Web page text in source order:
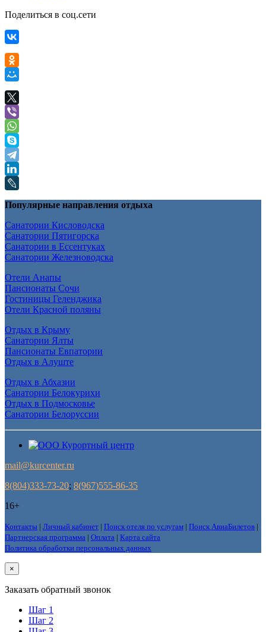
Поделиться в соц.сети
Популярные направления отдыха
Санатории Кисловодска
Санатории Пятигорска
Санатории в Ессентуках
Санатории Железноводска
Отели Анапы
Пансионаты Сочи
Гостиницы Геленджика
Отели Красной поляны
Отдых в Крыму
Санатории Ялты
Пансионаты Евпатории
Отдых в Алуште
Отдых в Абхазии
Санатории Белокурихи
Отдых в Подмосковье
Санатории Белоруссии
mail@kurcenter.ru
8(804)333-73-20; 8(967)555-86-35
16+
Контакты | Личный кабинет | Поиск отеля по услугам | Поиск АвиаБилетов |
Партнерская программа | Оплата | Карта сайта
Политика обработки персональных данных
×
Заказать обратный звонок
Шаг 1
Шаг 2